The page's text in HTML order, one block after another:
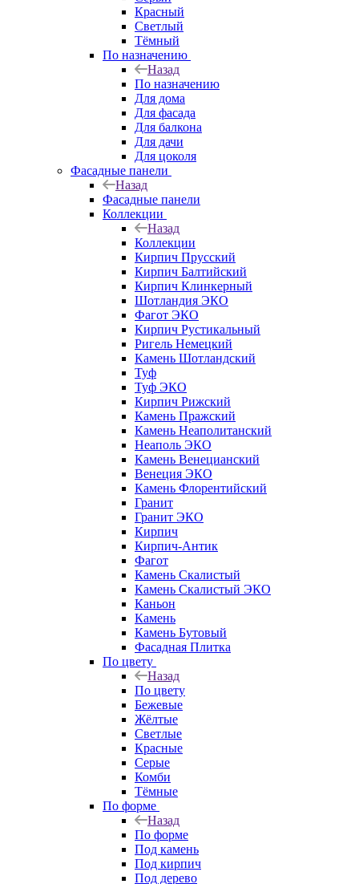
Красный
Светлый
Тёмный
По назначению
Назад
По назначению
Для дома
Для фасада
Для балкона
Для дачи
Для цоколя
Фасадные панели
Назад
Фасадные панели
Коллекции
Назад
Коллекции
Кирпич Прусский
Кирпич Балтийский
Кирпич Клинкерный
Шотландия ЭКО
Фагот ЭКО
Кирпич Рустикальный
Ригель Немецкий
Камень Шотландский
Туф
Туф ЭКО
Кирпич Рижский
Камень Пражский
Камень Неаполитанский
Неаполь ЭКО
Камень Венецианский
Венеция ЭКО
Камень Флорентийский
Гранит
Гранит ЭКО
Кирпич
Кирпич-Антик
Фагот
Камень Скалистый
Камень Скалистый ЭКО
Каньон
Камень
Камень Бутовый
Фасадная Плитка
По цвету
Назад
По цвету
Бежевые
Жёлтые
Светлые
Красные
Серые
Комби
Тёмные
По форме
Назад
По форме
Под камень
Под кирпич
Под дерево